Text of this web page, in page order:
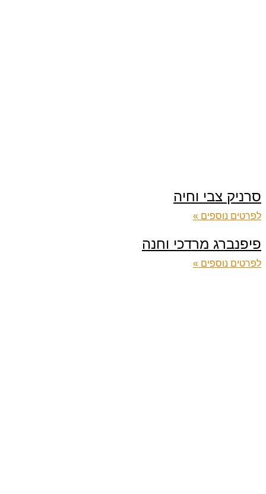
סרניק צבי וחיה
לפרטים נוספים »
פיפנברג מרדכי וחנה
לפרטים נוספים »